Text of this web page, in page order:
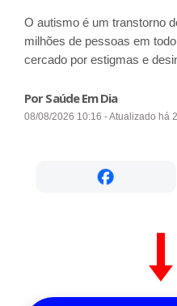
O autismo é um transtorno
milhões de pessoas em
cercado por estigmas e
Por Saúde Em Dia
08/08/2026 10:16 - Atualizado há